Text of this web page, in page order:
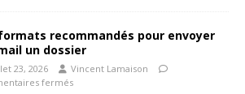
recommandés pour envoyer
un dossier
23, 2026
Vincent Lamaison
fermés